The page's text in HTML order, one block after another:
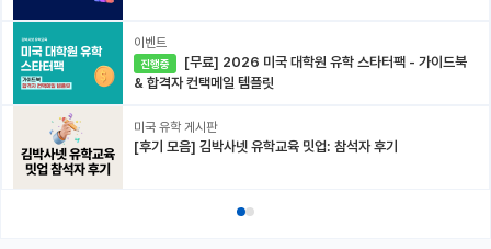
이벤트
진행중
& 합격자 컨택메일 템플릿
미국 유학 게시판
[후기 모음] 김박사넷 유학교육 밋업: 참석자 후기